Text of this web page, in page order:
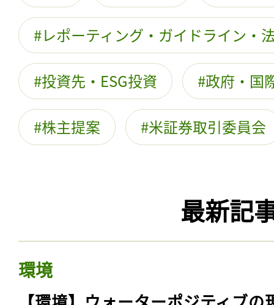
レポーティング・ガイドライン・
投資先・ESG投資 政府・国
株主提案 米証券取引委員会
最新記
環境